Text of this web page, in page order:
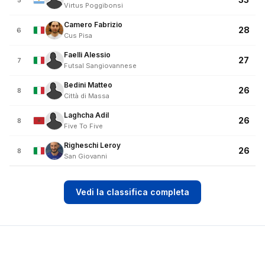
Virtus Poggibonsi
6
Camero Fabrizio
Cus Pisa
28
7
Faelli Alessio
Futsal Sangiovannese
27
8
Bedini Matteo
Città di Massa
26
8
Laghcha Adil
Five To Five
26
8
Righeschi Leroy
San Giovanni
26
Vedi la classifica completa